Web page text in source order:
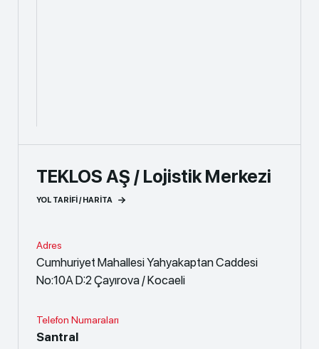
TEKLOS AŞ / Lojistik Merkezi
YOL TARİFİ / HARİTA
Adres
Cumhuriyet Mahallesi Yahyakaptan Caddesi
No:10A D:2 Çayırova / Kocaeli
Telefon Numaraları
Santral